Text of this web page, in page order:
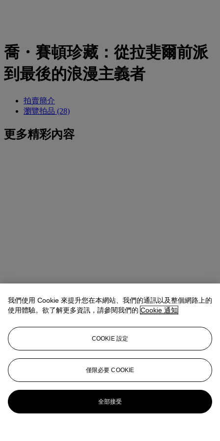
喬・賽頓珍藏：從拉斐爾前派
到最後的浪漫主義者
拍賣簡介
瀏覽拍品 (28)
更多精彩內容
我們使用 Cookie 來提升您在本網站、我們的通訊以及整個網路上的
使用體驗。欲了解更多資訊，請參閱我們的 Cookie 通知
COOKIE 設定
僅限必要 COOKIE
全部接受